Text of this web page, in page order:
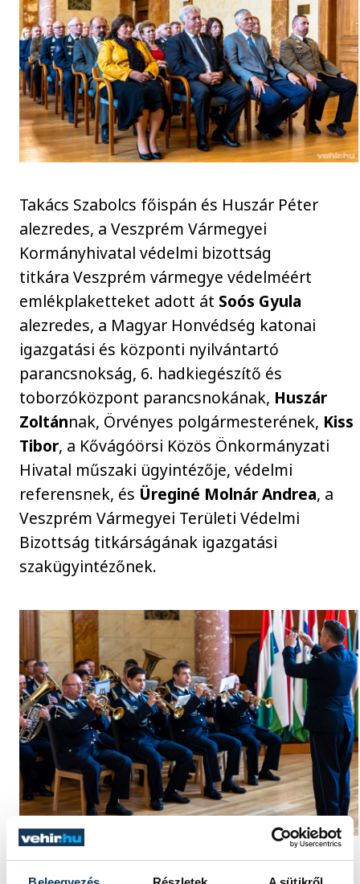
Takács Szabolcs főispán és Huszár Péter
alezredes, a Veszprém Vármegyei
Kormányhivatal védelmi bizottság
titkára Veszprém vármegye védelméért
emlékplaketteket adott át Soós Gyula
alezredes, a Magyar Honvédség katonai
igazgatási és központi nyilvántartó
parancsnokság, 6. hadkiegészítő és
toborzóközpont parancsnokának, Huszár
Zoltánnak, Örvényes polgármesterének, Kiss
Tibor, a Kővágóörsi Közös Önkormányzati
Hivatal műszaki ügyintézője, védelmi
referensnek, és Üreginé Molnár Andrea, a
Veszprém Vármegyei Területi Védelmi
Bizottság titkárságának igazgatási
szakügyintézőnek.
Az ünnepségen a Magyar Honvédség